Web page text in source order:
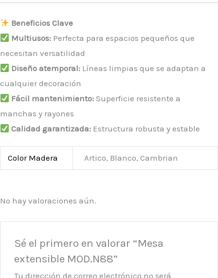
Beneficios Clave
Multiusos: Perfecta para espacios pequeños que
necesitan versatilidad
Diseño atemporal: Líneas limpias que se adaptan a
cualquier decoración
Fácil mantenimiento: Superficie resistente a
manchas y rayones
Calidad garantizada: Estructura robusta y estable
Color Madera Artico, Blanco, Cambrian
No hay valoraciones aún.
Sé el primero en valorar “Mesa
extensible MOD.N88”
Tu dirección de correo electrónico no será